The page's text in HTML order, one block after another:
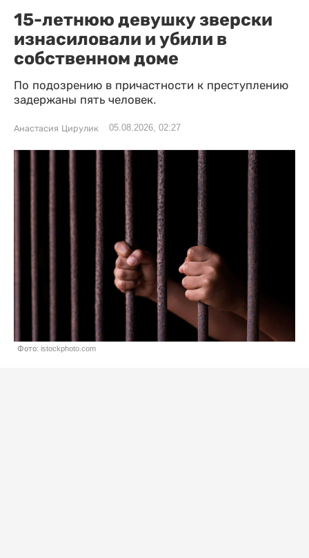
15-летнюю девушку зверски
изнасиловали и убили в
собственном доме
По подозрению в причастности к преступлению
задержаны пять человек.
Анастасия Цирулик 05.08.2026, 02:27
Фото: istockphoto.com